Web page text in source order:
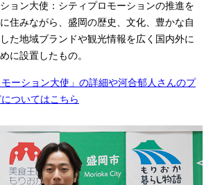
ョン大使：シティプロモーションの推進を
住みながら、盛岡の歴史、文化、豊かな自
た地域ブランドや観光情報を広く国内外に
に設置したもの。
モーション大使」の詳細や河合郁人さんのプ
ついてはこちら